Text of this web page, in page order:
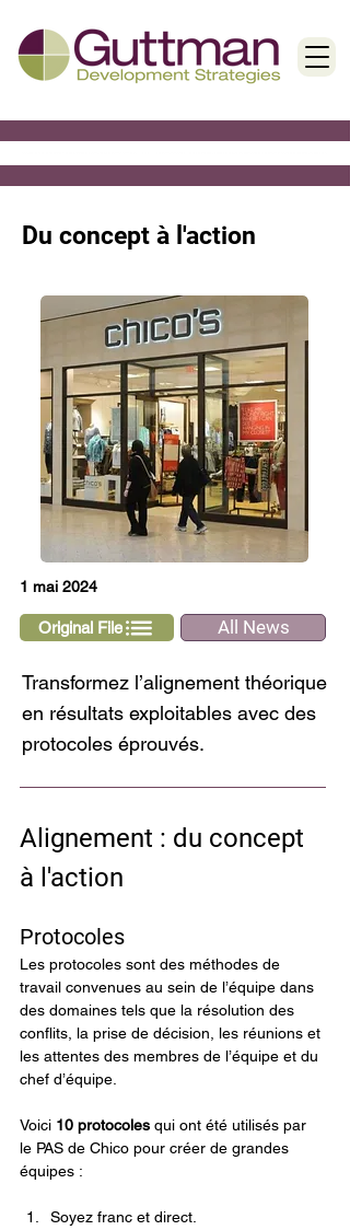
Du concept à l'action
1 mai 2024
Original File All News
Transformez l’alignement théorique
en résultats exploitables avec des
protocoles éprouvés.
Alignement : du concept
à l'action
Protocoles
Les protocoles sont des méthodes de
travail convenues au sein de l’équipe dans
des domaines tels que la résolution des
conflits, la prise de décision, les réunions et
les attentes des membres de l’équipe et du
chef d’équipe.
Voici 10 protocoles qui ont été utilisés par
le PAS de Chico pour créer de grandes
équipes :
Soyez franc et direct.